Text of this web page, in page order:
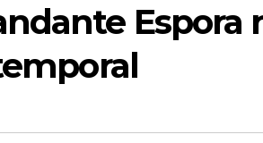
Espora